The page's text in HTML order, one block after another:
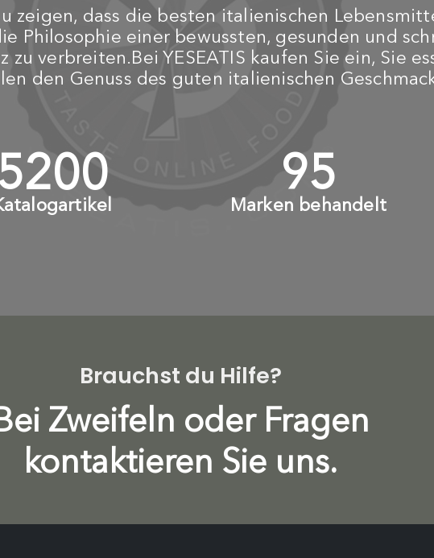
zeigen, dass die besten italienischen
Philosophie einer bewussten, gesunden und
verbreiten.Bei YESEATIS kaufen Sie ein, Sie
den Genuss des guten italienischen
+ 110+
Marken behandelt
Brauchst du Hilfe?
Zweifeln oder Fragen
kontaktieren Sie uns.